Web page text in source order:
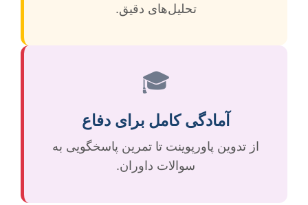
تحلیل‌های دقیق.
🎓
آمادگی کامل برای دفاع
از تدوین پاورپوینت تا تمرین پاسخگویی به
سوالات داوران.